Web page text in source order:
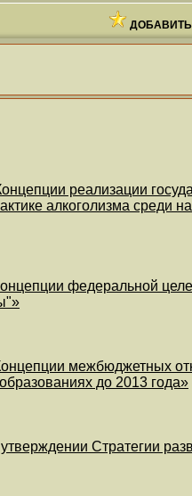
ДОБАВИТЬ
реализации
алкоголизма среди
федеральной
межбюджетных
до 2013 года»
Стратегии